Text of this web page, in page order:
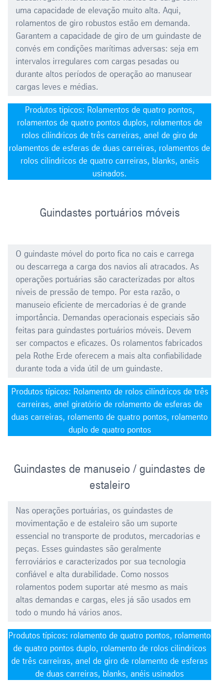
uma capacidade de elevação muito alta. Aqui,
rolamentos de giro robustos estão em demanda.
Garantem a capacidade de giro de um guindaste de
convés em condições marítimas adversas: seja em
intervalos irregulares com cargas pesadas ou
durante altos períodos de operação ao manusear
cargas leves e médias.
Produtos típicos: Rolamentos de quatro pontos,
rolamentos de quatro pontos duplos, rolamentos de
rolos cilíndricos de três carreiras, anel de giro de
rolamentos de esferas de duas carreiras, rolamentos de
rolos cilíndricos de quatro carreiras, blanks, anéis
usinados.
Guindastes portuários móveis
O guindaste móvel do porto fica no cais e carrega
ou descarrega a carga dos navios ali atracados. As
operações portuárias são caracterizadas por altos
níveis de pressão de tempo. Por esta razão, o
manuseio eficiente de mercadorias é de grande
importância. Demandas operacionais especiais são
feitas para guindastes portuários móveis. Devem
ser compactos e eficazes. Os rolamentos fabricados
pela Rothe Erde oferecem a mais alta confiabilidade
durante toda a vida útil de um guindaste.
Produtos típicos: Rolamento de rolos cilíndricos de três
carreiras, anel giratório de rolamento de esferas de
duas carreiras, rolamento de quatro pontos, rolamento
duplo de quatro pontos
Guindastes de manuseio / guindastes de
estaleiro
Nas operações portuárias, os guindastes de
movimentação e de estaleiro são um suporte
essencial no transporte de produtos, mercadorias e
peças. Esses guindastes são geralmente
ferroviários e caracterizados por sua tecnologia
confiável e alta durabilidade. Como nossos
rolamentos podem suportar até mesmo as mais
altas demandas e cargas, eles já são usados em
todo o mundo há vários anos.
Produtos típicos: rolamento de quatro pontos, rolamento
de quatro pontos duplo, rolamento de rolos cilíndricos
de três carreiras, anel de giro de rolamento de esferas
de duas carreiras, blanks, anéis usinados